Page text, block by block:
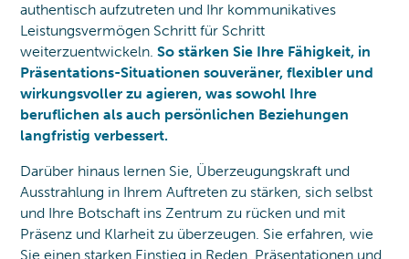
authentisch aufzutreten und Ihr kommunikatives
Leistungsvermögen Schritt für Schritt
weiterzuentwickeln.So stärken Sie Ihre Fähigkeit, in
Präsentations-Situationen souveräner, flexibler und
wirkungsvoller zu agieren, was sowohl Ihre
beruflichen als auch persönlichen Beziehungen
langfristig verbessert.
Darüber hinaus lernen Sie, Überzeugungskraft und
Ausstrahlung in Ihrem Auftreten zu stärken, sich selbst
und Ihre Botschaft ins Zentrum zu rücken und mit
Präsenz und Klarheit zu überzeugen. Sie erfahren, wie
Sie einen starken Einstieg in Reden, Präsentationen und